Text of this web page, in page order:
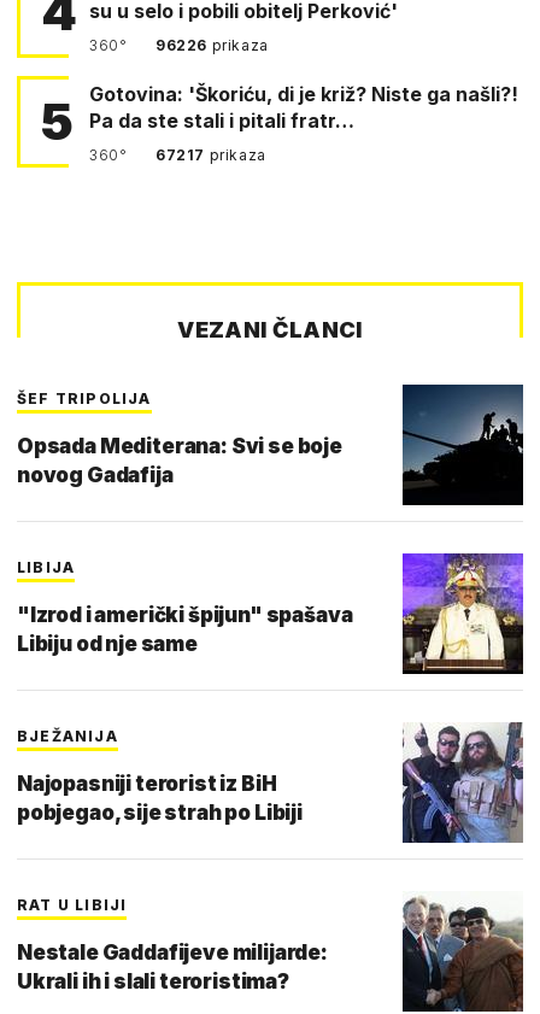
su u selo i pobili obitelj Perković'
360° 96226 prikaza
5
Gotovina: 'Škoriću, di je križ? Niste ga našli?!
Pa da ste stali i pitali fratr…
360° 67217 prikaza
VEZANI ČLANCI
ŠEF TRIPOLIJA
Opsada Mediterana: Svi se boje
novog Gadafija
LIBIJA
"Izrod i američki špijun" spašava
Libiju od nje same
BJEŽANIJA
Najopasniji terorist iz BiH
pobjegao, sije strah po Libiji
RAT U LIBIJI
Nestale Gaddafijeve milijarde:
Ukrali ih i slali teroristima?